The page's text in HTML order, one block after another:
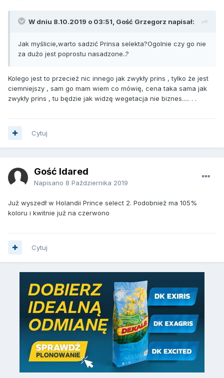
W dniu 8.10.2019 o 03:51, Gość Grzegorz napisał:
Jak myślicie,warto sadzić Prinsa selekta?Ogolnie czy go nie
za dużo jest poprostu nasadzone..?
Kolego jest to przecież nic innego jak zwykły prins , tylko że jest
ciemniejszy , sam go mam wiem co mówię, cena taka sama jak
zwykły prins , tu będzie jak widzę wegetacja nie biznes..... . .
Cytuj
Gość Idared
Napisano 8 Października 2019
Już wyszedł w Holandii Prince select 2. Podobnież ma 105%
koloru i kwitnie już na czerwono
Cytuj